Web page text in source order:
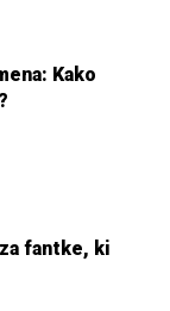
Kako
fantke, ki